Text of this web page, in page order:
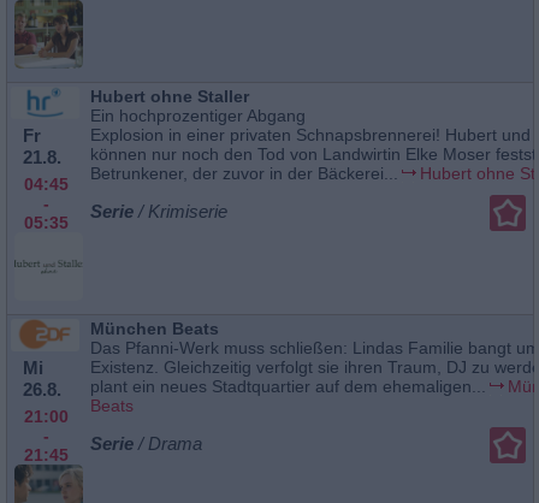
Fr
21.8.
04:45
-
05:35
Hubert ohne Staller
Ein hochprozentiger Abgang
Explosion in einer privaten Schnapsbrennerei! Hubert und
können nur noch den Tod von Landwirtin Elke Moser
Betrunkener, der zuvor in der Bäckerei...
Hubert ohne
Serie / Krimiserie
Mi
26.8.
21:00
-
21:45
München Beats
Das Pfanni-Werk muss schließen: Lindas Familie bangt
Existenz. Gleichzeitig verfolgt sie ihren Traum, DJ zu
plant ein neues Stadtquartier auf dem ehemaligen...
Beats
Serie / Drama